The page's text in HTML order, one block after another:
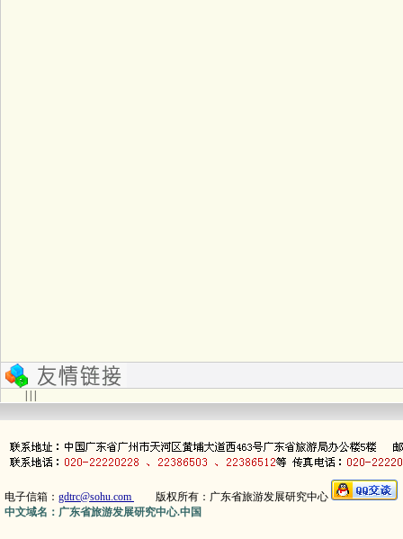
电子信箱： gdtrc@sohu.com 版权所有：广东省旅游发展研究中心
中文域名：广东省旅游发展研究中心.中国